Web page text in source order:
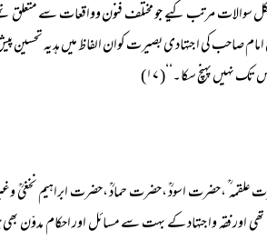
سوالات مرتب کیے جو مختلف فنون وواقعات سے
نہیں پہنچ سکا۔‘‘( ۱۷)
علقمہ ؒ ،حضرت اسودؒ ،حضرت حمادؒ ،حضرت ابراہیم
اور فقہ واجتہاد کے بہت سے مسائل اور احکام مدوّن بھی